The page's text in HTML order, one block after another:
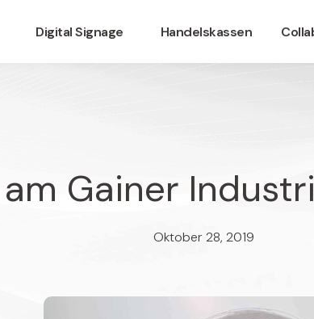
Digital Signage Handelskassen
am Gainer
Oktober 28, 2019